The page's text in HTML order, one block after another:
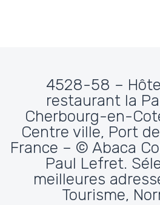
4528-58 –
restaurant la
Cherbourg-en-
Centre ville, Port
France – © Abaca
Paul Lefret.
meilleures
Tourisme,